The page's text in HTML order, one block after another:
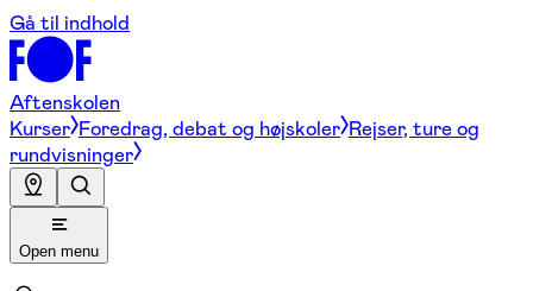
Gå til indhold
Aftenskolen
Kurser Foredrag, debat og højskoler Rejser, ture og
rundvisninger
Open menu